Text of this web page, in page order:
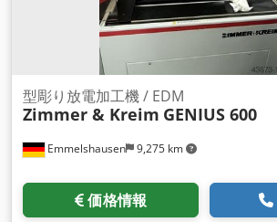
Emmelshausen 9,275 km
型彫り放電加工機 / EDM
Zimmer & Kreim GENIUS 600
価格情報